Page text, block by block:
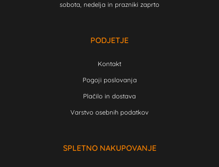
sobota, nedelja in prazniki zaprto
PODJETJE
Kontakt
Pogoji poslovanja
Plačilo in dostava
Varstvo osebnih podatkov
SPLETNO NAKUPOVANJE